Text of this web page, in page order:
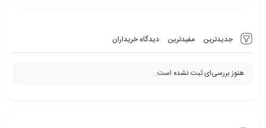
جدیدترین مفیدترین دیدگاه خریداران
هنوز بررسی‌ای ثبت نشده است.